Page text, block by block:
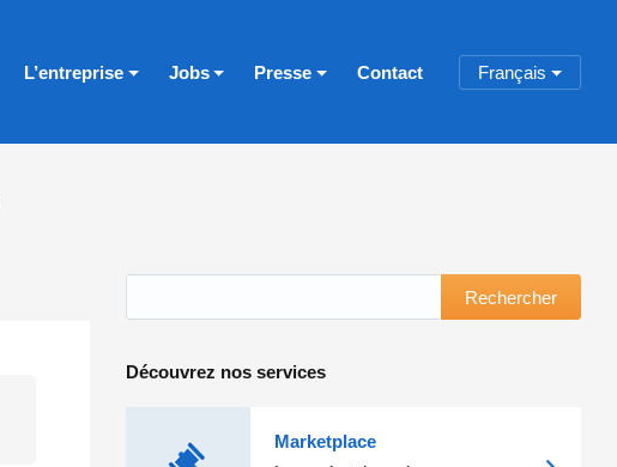
L’entreprise Jobs Presse Contact Français
Rechercher
Découvrez nos services
Marketplace